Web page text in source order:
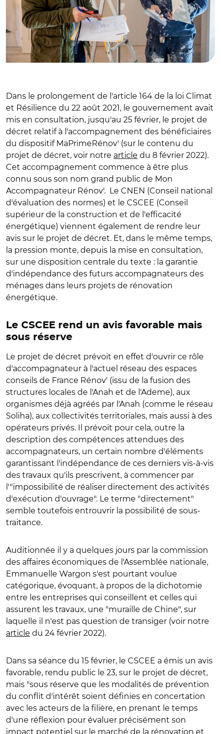
Dans le prolongement de l'article 164 de la loi Climat
et Résilience du 22 août 2021, le gouvernement avait
mis en consultation, jusqu'au 25 février, le projet de
décret relatif à l'accompagnement des bénéficiaires
du dispositif MaPrimeRénov' (sur le contenu du
projet de décret, voir notre article du 8 février 2022).
Cet accompagnement commence à être plus
connu sous son nom grand public de Mon
Accompagnateur Rénov'. Le CNEN (Conseil national
d'évaluation des normes) et le CSCEE (Conseil
supérieur de la construction et de l'efficacité
énergétique) viennent également de rendre leur
avis sur le projet de décret. Et, dans le même temps,
la pression monte, depuis la mise en consultation,
sur une disposition centrale du texte : la garantie
d'indépendance des futurs accompagnateurs des
ménages dans leurs projets de rénovation
énergétique.
Le CSCEE rend un avis favorable mais
sous réserve
Le projet de décret prévoit en effet d'ouvrir ce rôle
d'accompagnateur à l'actuel réseau des espaces
conseils de France Rénov' (issu de la fusion des
structures locales de l'Anah et de l'Ademe), aux
organismes déjà agréés par l'Anah (comme le réseau
Soliha), aux collectivités territoriales, mais aussi à des
opérateurs privés. Il prévoit pour cela, outre la
description des compétences attendues des
accompagnateurs, un certain nombre d'éléments
garantissant l'indépendance de ces derniers vis-à-vis
des travaux qu'ils prescrivent, à commencer par
l'"impossibilité de réaliser directement des activités
d'exécution d'ouvrage". Le terme "directement"
semble toutefois entrouvrir la possibilité de sous-
traitance.
Auditionnée il y a quelques jours par la commission
des affaires économiques de l'Assemblée nationale,
Emmanuelle Wargon s'est pourtant voulue
catégorique, évoquant, à propos de la dichotomie
entre les entreprises qui conseillent et celles qui
assurent les travaux, une "muraille de Chine", sur
laquelle il n'est pas question de transiger (voir notre
article du 24 février 2022).
Dans sa séance du 15 février, le CSCEE a émis un avis
favorable, rendu public le 23, sur le projet de décret,
mais "sous réserve que les modalités de prévention
du conflit d'intérêt soient définies en concertation
avec les acteurs de la filière, en prenant le temps
d'une réflexion pour évaluer précisément son
impact potentiel sur le marché de la rénovation et